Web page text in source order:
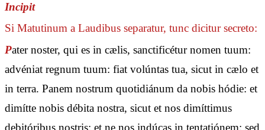
Incipit
Si Matutinum a Laudibus separatur, tunc dicitur secreto:
Pater noster, qui es in cælis, sanctificétur nomen tuum:
advéniat regnum tuum: fiat volúntas tua, sicut in cælo et
in terra. Panem nostrum quotidiánum da nobis hódie: et
dimítte nobis débita nostra, sicut et nos dimíttimus
debitóribus nostris: et ne nos indúcas in tentatiónem: sed